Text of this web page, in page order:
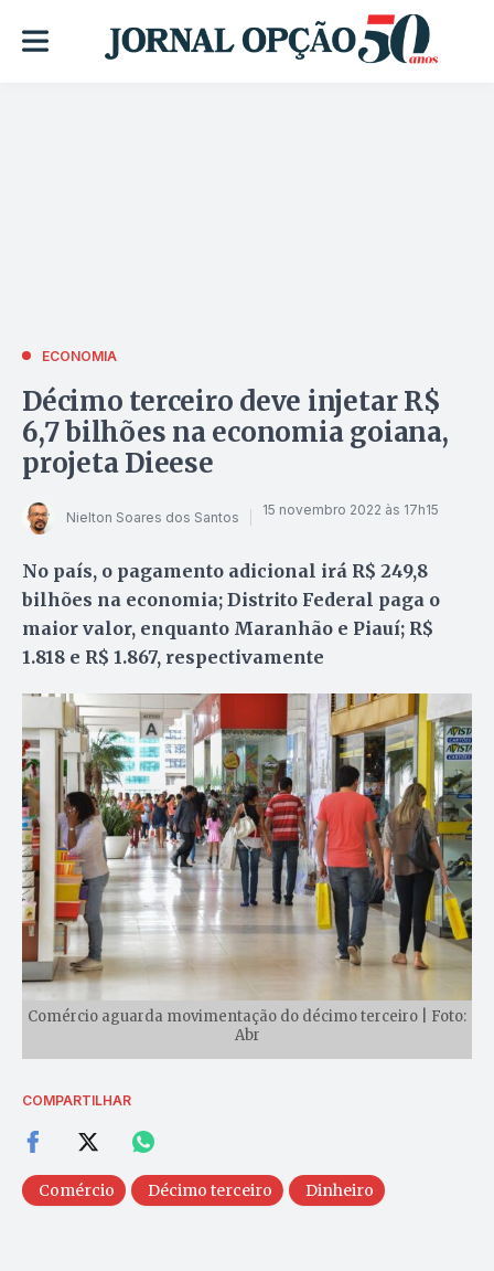
ECONOMIA
Décimo terceiro deve injetar R$
6,7 bilhões na economia goiana,
projeta Dieese
Nielton Soares dos Santos 15 novembro 2022 às 17h15
No país, o pagamento adicional irá R$ 249,8
bilhões na economia; Distrito Federal paga o
maior valor, enquanto Maranhão e Piauí; R$
1.818 e R$ 1.867, respectivamente
Comércio aguarda movimentação do décimo terceiro | Foto:
Abr
COMPARTILHAR
Comércio Décimo terceiro Dinheiro